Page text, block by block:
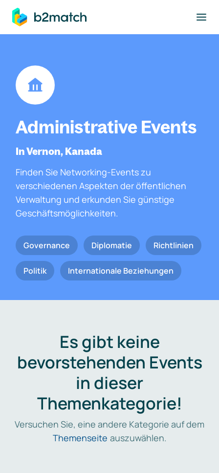
springen
Administrative Events
In Vernon, Kanada
Finden Sie Networking-Events zu
verschiedenen Aspekten der öffentlichen
Verwaltung und erkunden Sie günstige
Geschäftsmöglichkeiten.
Governance Diplomatie Richtlinien
Politik Internationale Beziehungen
Es gibt keine
bevorstehenden Events
in dieser
Themenkategorie!
Versuchen Sie, eine andere Kategorie auf dem
Themenseite auszuwählen.